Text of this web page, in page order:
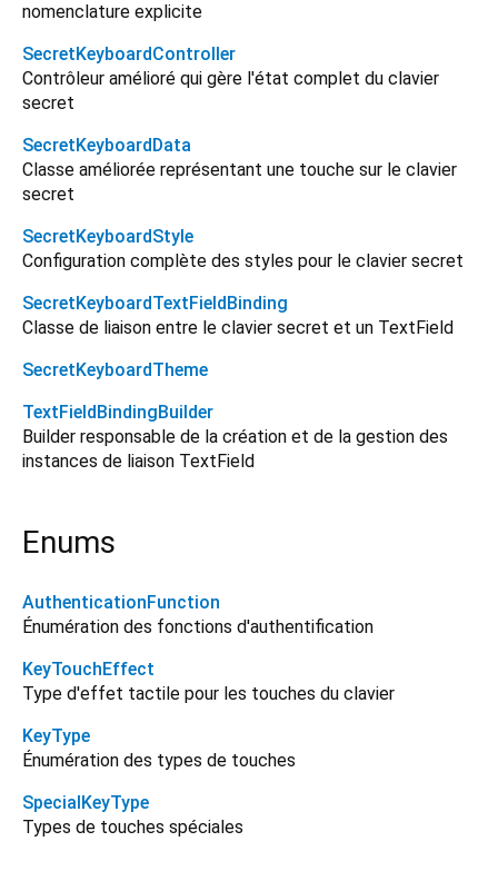
nomenclature explicite
SecretKeyboardController
Contrôleur amélioré qui gère l'état complet du clavier
secret
SecretKeyboardData
Classe améliorée représentant une touche sur le clavier
secret
SecretKeyboardStyle
Configuration complète des styles pour le clavier secret
SecretKeyboardTextFieldBinding
Classe de liaison entre le clavier secret et un TextField
SecretKeyboardTheme
TextFieldBindingBuilder
Builder responsable de la création et de la gestion des
instances de liaison TextField
Enums
AuthenticationFunction
Énumération des fonctions d'authentification
KeyTouchEffect
Type d'effet tactile pour les touches du clavier
KeyType
Énumération des types de touches
SpecialKeyType
Types de touches spéciales